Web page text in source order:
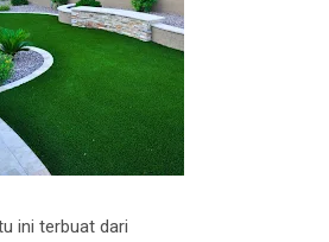
ini terbuat dari